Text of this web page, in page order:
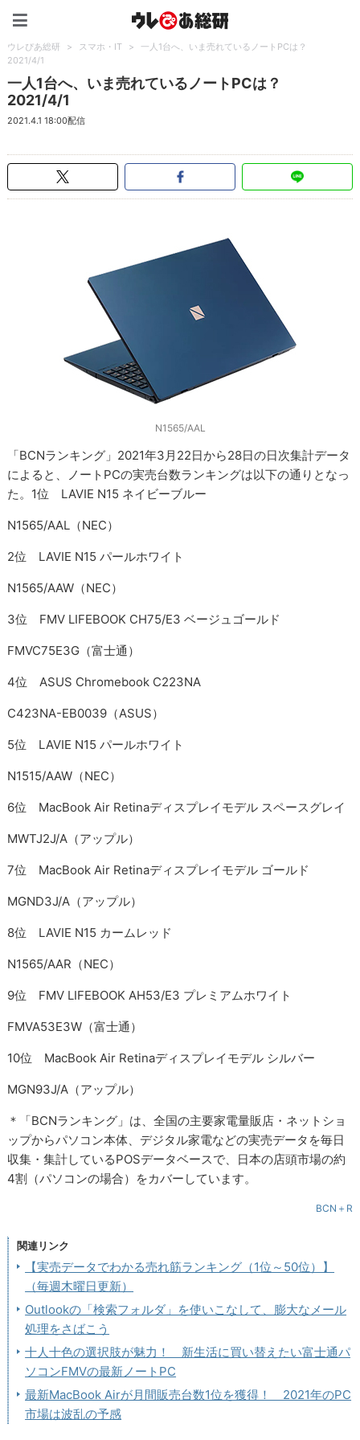
ウレぴあ総研 > スマホ・IT >
一人1台へ、いま売れているノートPCは？
2021/4/1
一人1台へ、いま売れているノートPCは？
2021/4/1
2021.4.1 18:00配信
N1565/AAL
「BCNランキング」2021年3月22日から28日の日次集計データ
によると、ノートPCの実売台数ランキングは以下の通りとなっ
た。1位 LAVIE N15 ネイビーブルー
N1565/AAL（NEC）
2位 LAVIE N15 パールホワイト
N1565/AAW（NEC）
3位 FMV LIFEBOOK CH75/E3 ベージュゴールド
FMVC75E3G（富士通）
4位 ASUS Chromebook C223NA
C423NA-EB0039（ASUS）
5位 LAVIE N15 パールホワイト
N1515/AAW（NEC）
6位 MacBook Air Retinaディスプレイモデル スペースグレイ
MWTJ2J/A（アップル）
7位 MacBook Air Retinaディスプレイモデル ゴールド
MGND3J/A（アップル）
8位 LAVIE N15 カームレッド
N1565/AAR（NEC）
9位 FMV LIFEBOOK AH53/E3 プレミアムホワイト
FMVA53E3W（富士通）
10位 MacBook Air Retinaディスプレイモデル シルバー
MGN93J/A（アップル）
＊「BCNランキング」は、全国の主要家電量販店・ネットショ
ップからパソコン本体、デジタル家電などの実売データを毎日
収集・集計しているPOSデータベースで、日本の店頭市場の約
4割（パソコンの場合）をカバーしています。
BCN＋R
関連リンク
【実売データでわかる売れ筋ランキング（1位～50位）】
（毎週木曜日更新）
Outlookの「検索フォルダ」を使いこなして、膨大なメール
処理をさばこう
十人十色の選択肢が魅力！ 新生活に買い替えたい富士通パ
ソコンFMVの最新ノートPC
最新MacBook Airが月間販売台数1位を獲得！ 2021年のPC
市場は波乱の予感